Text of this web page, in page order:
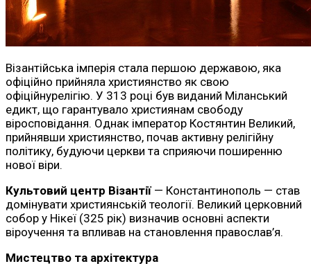
Візантійська імперія стала першою державою, яка
офіційно прийняла християнство як свою
офіційнурелігію. У 313 році був виданий Міланський
едикт, що гарантувало християнам свободу
віросповідання. Однак імператор Костянтин Великий,
прийнявши християнство, почав активну релігійну
політику, будуючи церкви та сприяючи поширенню
нової віри.
Культовий центр Візантії— Константинополь — став
домінувати християнській теології. Великий церковний
собор у Нікеї (325 рік) визначив основні аспекти
віроучення та впливав на становлення православ’я.
Мистецтво та архітектура